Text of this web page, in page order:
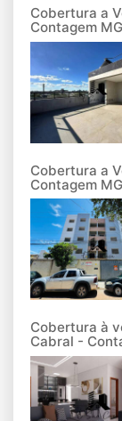
Cobertura a
Contagem MG
Cobertura a
Contagem MG
Cobertura à
Cabral -